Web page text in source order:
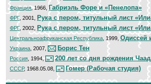
Франция, 1966,Габриэль Форе и «Пенелопа»
ФРГ, 2001, Рука с пером, титульный лист
ФРГ, 2002, Рука с пером, титульный лист
Центральноафриканская Республика , 1999, Одиссей
Украина , 2007, Борис Тен
Россия , 1994, 200 лет со дня рождения
СССР, 1968.05.08, Гомер (Рабочая студия)